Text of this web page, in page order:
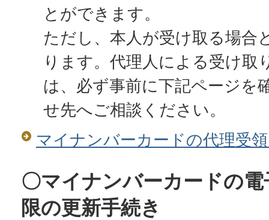
とができます。
ただし、本人が受け取る場合
ります。代理人による受け取
は、必ず事前に下記ページを
せ先へご相談ください。
マイナンバーカードの代理受
〇マイナンバーカードの
限の更新手続き